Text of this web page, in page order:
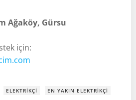
Ağaköy, Gürsu
için:
ELEKTRIKÇI EN YAKIN ELEKTRIKÇI